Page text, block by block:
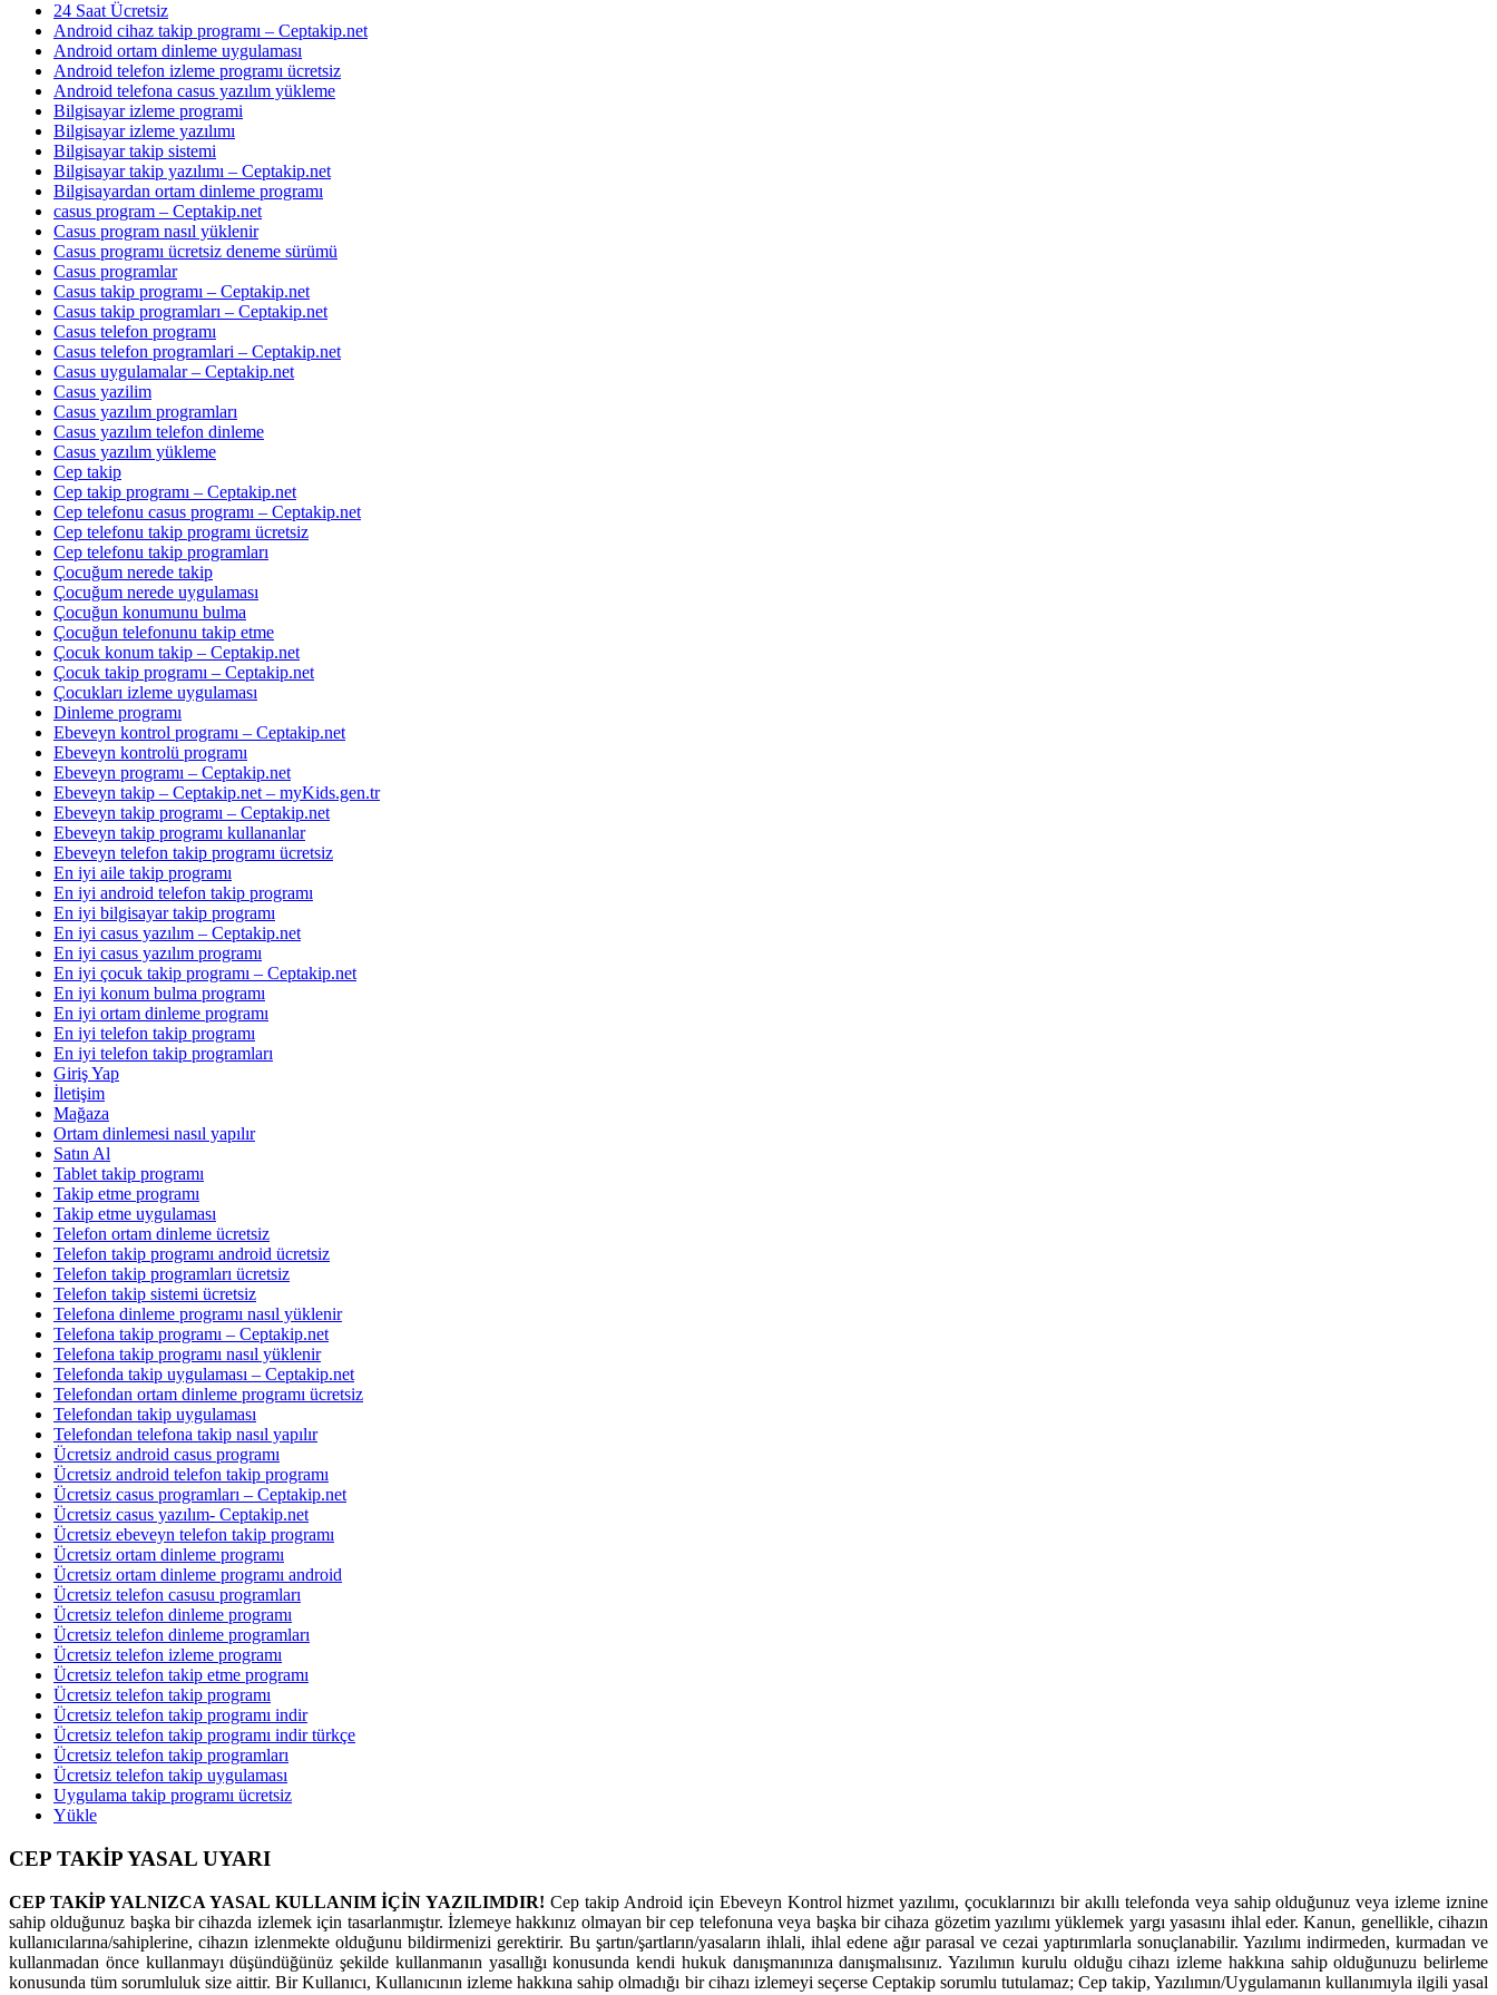
24 Saat Ücretsiz
Android cihaz takip programı – Ceptakip.net
Android ortam dinleme uygulaması
Android telefon izleme programı ücretsiz
Android telefona casus yazılım yükleme
Bilgisayar izleme programi
Bilgisayar izleme yazılımı
Bilgisayar takip sistemi
Bilgisayar takip yazılımı – Ceptakip.net
Bilgisayardan ortam dinleme programı
casus program – Ceptakip.net
Casus program nasıl yüklenir
Casus programı ücretsiz deneme sürümü
Casus programlar
Casus takip programı – Ceptakip.net
Casus takip programları – Ceptakip.net
Casus telefon programı
Casus telefon programlari – Ceptakip.net
Casus uygulamalar – Ceptakip.net
Casus yazilim
Casus yazılım programları
Casus yazılım telefon dinleme
Casus yazılım yükleme
Cep takip
Cep takip programı – Ceptakip.net
Cep telefonu casus programı – Ceptakip.net
Cep telefonu takip programı ücretsiz
Cep telefonu takip programları
Çocuğum nerede takip
Çocuğum nerede uygulaması
Çocuğun konumunu bulma
Çocuğun telefonunu takip etme
Çocuk konum takip – Ceptakip.net
Çocuk takip programı – Ceptakip.net
Çocukları izleme uygulaması
Dinleme programı
Ebeveyn kontrol programı – Ceptakip.net
Ebeveyn kontrolü programı
Ebeveyn programı – Ceptakip.net
Ebeveyn takip – Ceptakip.net – myKids.gen.tr
Ebeveyn takip programı – Ceptakip.net
Ebeveyn takip programı kullananlar
Ebeveyn telefon takip programı ücretsiz
En iyi aile takip programı
En iyi android telefon takip programı
En iyi bilgisayar takip programı
En iyi casus yazılım – Ceptakip.net
En iyi casus yazılım programı
En iyi çocuk takip programı – Ceptakip.net
En iyi konum bulma programı
En iyi ortam dinleme programı
En iyi telefon takip programı
En iyi telefon takip programları
Giriş Yap
İletişim
Mağaza
Ortam dinlemesi nasıl yapılır
Satın Al
Tablet takip programı
Takip etme programı
Takip etme uygulaması
Telefon ortam dinleme ücretsiz
Telefon takip programı android ücretsiz
Telefon takip programları ücretsiz
Telefon takip sistemi ücretsiz
Telefona dinleme programı nasıl yüklenir
Telefona takip programı – Ceptakip.net
Telefona takip programı nasıl yüklenir
Telefonda takip uygulaması – Ceptakip.net
Telefondan ortam dinleme programı ücretsiz
Telefondan takip uygulaması
Telefondan telefona takip nasıl yapılır
Ücretsiz android casus programı
Ücretsiz android telefon takip programı
Ücretsiz casus programları – Ceptakip.net
Ücretsiz casus yazılım- Ceptakip.net
Ücretsiz ebeveyn telefon takip programı
Ücretsiz ortam dinleme programı
Ücretsiz ortam dinleme programı android
Ücretsiz telefon casusu programları
Ücretsiz telefon dinleme programı
Ücretsiz telefon dinleme programları
Ücretsiz telefon izleme programı
Ücretsiz telefon takip etme programı
Ücretsiz telefon takip programı
Ücretsiz telefon takip programı indir
Ücretsiz telefon takip programı indir türkçe
Ücretsiz telefon takip programları
Ücretsiz telefon takip uygulaması
Uygulama takip programı ücretsiz
Yükle
CEP TAKİP YASAL UYARI
CEP TAKİP YALNIZCA YASAL KULLANIM İÇİN YAZILIMDIR! Cep takip Android için Ebeveyn Kontrol hizmet yazılımı, çocuklarınızı bir akıllı telefonda veya sahip olduğunuz veya izleme iznine
sahip olduğunuz başka bir cihazda izlemek için tasarlanmıştır. İzlemeye hakkınız olmayan bir cep telefonuna veya başka bir cihaza gözetim yazılımı yüklemek yargı yasasını ihlal eder. Kanun, genellikle, cihazın
kullanıcılarına/sahiplerine, cihazın izlenmekte olduğunu bildirmenizi gerektirir. Bu şartın/şartların/yasaların ihlali, ihlal edene ağır parasal ve cezai yaptırımlarla sonuçlanabilir. Yazılımı indirmeden, kurmadan ve
kullanmadan önce kullanmayı düşündüğünüz şekilde kullanmanın yasallığı konusunda kendi hukuk danışmanınıza danışmalısınız. Yazılımın kurulu olduğu cihazı izleme hakkına sahip olduğunuzu belirleme
konusunda tüm sorumluluk size aittir. Bir Kullanıcı, Kullanıcının izleme hakkına sahip olmadığı bir cihazı izlemeyi seçerse Ceptakip sorumlu tutulamaz; Cep takip, Yazılımın/Uygulamanın kullanımıyla ilgili yasal